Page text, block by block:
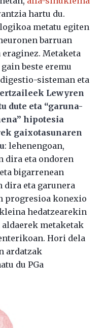
hartu du.
metatu egiten
barruan
Metaketa
beste eremu
sisteman eta
Lewyren
dute eta “garuna-
hipotesia
gaixotasunaren
: lehenengoan,
dira eta ondoren
bigarrenean
dira eta garunera
progresioa konexio
hedatzearekin
aldaerek metaketak
Hori dela
ardatzak
du PGa